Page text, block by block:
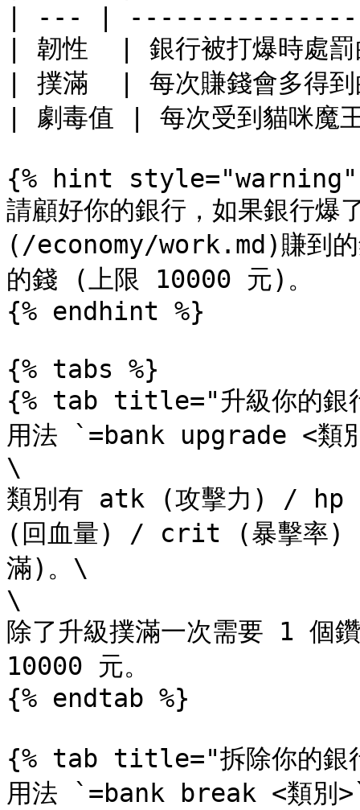
| --- |
| 韌性  | 銀行被打爆時
| 撲滿  | 每次賺錢會多
| 劇毒值 | 每次受到貓咪魔
{% hint style="warning"
請顧好你的銀行，如果銀行
(/economy/work.md)賺到的
的錢 (上限 10000 元)。
{% endhint %}
{% tabs %}
{% tab title="升級你的銀
用法 `=bank upgrade <類
\
類別有 atk (攻擊力) /
(回血量) / crit (暴擊率
滿)。\
\
除了升級撲滿一次需要 1 個
10000 元。
{% endtab %}
{% tab title="拆除你的銀
用法 `=bank break <類別